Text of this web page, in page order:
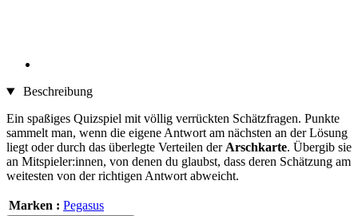
Beschreibung
Ein spaßiges Quizspiel mit völlig verrückten Schätzfragen. Punkte
sammelt man, wenn die eigene Antwort am nächsten an der Lösung
liegt oder durch das überlegte Verteilen der Arschkarte. Übergib sie
an Mitspieler:innen, von denen du glaubst, dass deren Schätzung am
weitesten von der richtigen Antwort abweicht.
Marken : Pegasus